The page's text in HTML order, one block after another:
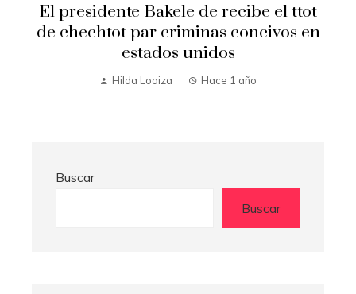
El presidente Bakele de recibe el ttot
de chechtot par criminas concivos en
estados unidos
Hilda Loaiza Hace 1 año
Buscar
Buscar